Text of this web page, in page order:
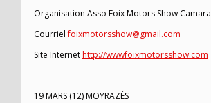
Organisation Asso Foix Motors Show Camara
Courrielfoixmotorsshow@gmail.com
Site Internethttp://wwwfoixmotorsshow.com
19 MARS (12) MOYRAZÈS